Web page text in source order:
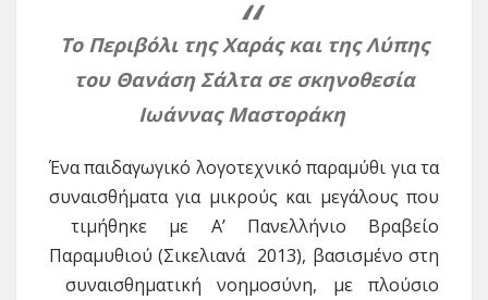
Το Περιβόλι της Χαράς και της Λύπης
του Θανάση Σάλτα σε σκηνοθεσία
Ιωάννας Μαστοράκη
Ένα παιδαγωγικό λογοτεχνικό παραμύθι για τα
συναισθήματα για μικρούς και μεγάλους που
τιμήθηκε με Α’ Πανελλήνιο Βραβείο
Παραμυθιού (Σικελιανά 2013), βασισμένο στη
συναισθηματική νοημοσύνη, με πλούσιο